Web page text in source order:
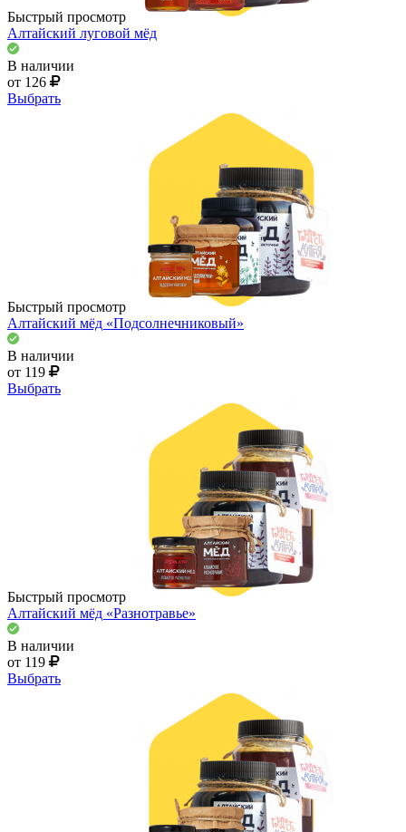
Быстрый просмотр
Алтайский луговой мёд
В наличии
от 126
Выбрать
Быстрый просмотр
Алтайский мёд «Подсолнечниковый»
В наличии
от 119
Выбрать
Быстрый просмотр
Алтайский мёд «Разнотравье»
В наличии
от 119
Выбрать